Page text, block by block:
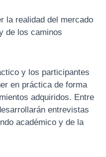
la realidad del mercado
de los caminos
y los participantes
en práctica de forma
adquiridos. Entre
entrevistas
académico y de la